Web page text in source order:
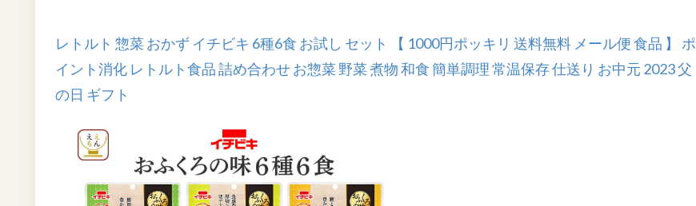
レトルト 惣菜 おかず イチビキ 6種6食 お試し セット 【 1000円ポッキリ 送料無料 メール便 食品 】 ポ
イント消化 レトルト食品 詰め合わせ お惣菜 野菜 煮物 和食 簡単調理 常温保存 仕送り お中元 2023 父
の日 ギフト